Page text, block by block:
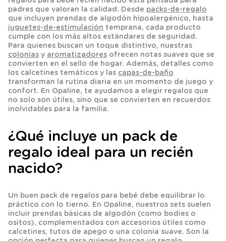
padres que valoran la calidad. Desde packs-de-regalo
que incluyen prendas de algodón hipoalergénico, hasta
juguetes-de-estimulación temprana, cada producto
cumple con los más altos estándares de seguridad.
Para quienes buscan un toque distintivo, nuestras
colonias y aromatizadores ofrecen notas suaves que se
convierten en el sello de hogar. Además, detalles como
los calcetines temáticos y las capas-de-baño
transforman la rutina diaria en un momento de juego y
confort. En Opaline, te ayudamos a elegir regalos que
no solo son útiles, sino que se convierten en recuerdos
inolvidables para la familia.
¿Qué incluye un pack de
regalo ideal para un recién
nacido?
Un buen pack de regalos para bebé debe equilibrar lo
práctico con lo tierno. En Opaline, nuestros sets suelen
incluir prendas básicas de algodón (como bodies o
ositos), complementados con accesorios útiles como
calcetines, tutos de apego o una colonia suave. Son la